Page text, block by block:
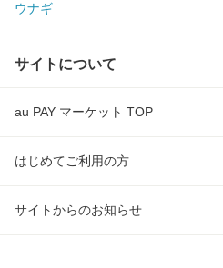
ウナギ
サイトについて
au PAY マーケット TOP
はじめてご利用の方
サイトからのお知らせ